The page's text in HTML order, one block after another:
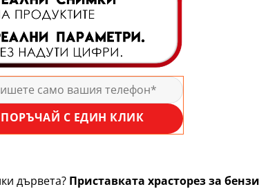
ПОРЪЧАЙ С ЕДИН КЛИК
дървета? Приставката храсторез за